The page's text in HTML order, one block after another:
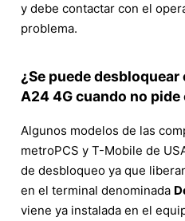
y debe contactar con el
problema.
¿Se puede desbloquear
A24 4G cuando no
Algunos modelos de las
metroPCS y T-Mobile de
de desbloqueo ya que
en el terminal denominada
viene ya instalada en el